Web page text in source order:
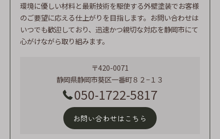
環境に優しい材料と最新技術を駆使する外壁塗装でお客様
のご要望に応える仕上がりを目指します。お問い合わせは
いつでも歓迎しており、迅速かつ親切な対応を静岡市にて
心がけながら取り組みます。
〒420-0071
静岡県静岡市葵区一番町８２−１３
050-1722-5817
お問い合わせはこちら